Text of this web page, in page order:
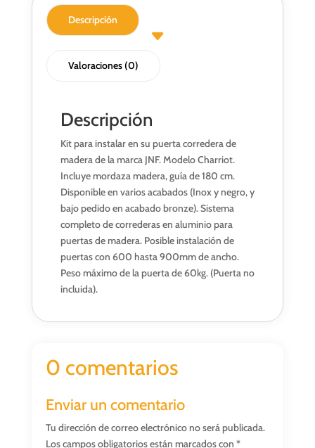
Descripción
Valoraciones (0)
Descripción
Kit para instalar en su puerta corredera de
madera de la marca JNF. Modelo Charriot.
Incluye mordaza madera, guía de 180 cm.
Disponible en varios acabados (Inox y negro, y
bajo pedido en acabado bronze). Sistema
completo de correderas en aluminio para
puertas de madera. Posible instalación de
puertas con 600 hasta 900mm de ancho.
Peso máximo de la puerta de 60kg. (Puerta no
incluida).
0 comentarios
Enviar un comentario
Tu dirección de correo electrónico no será publicada.
Los campos obligatorios están marcados con *